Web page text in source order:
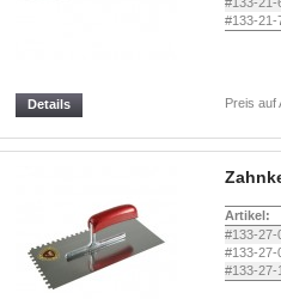
#133-21-
Preis auf
Details
Artikel:
#133-27-
#133-27-
#133-27-